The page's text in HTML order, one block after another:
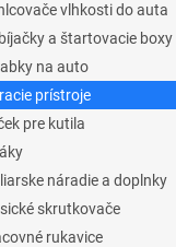
vlhkosti do auta
a štartovacie boxy
na auto
prístroje
pre kutila
náradie a doplnky
skrutkovače
rukavice